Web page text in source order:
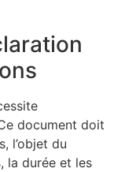
document doit
l’objet du
la durée et les